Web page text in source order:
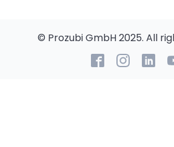
© Prozubi GmbH 2025. All